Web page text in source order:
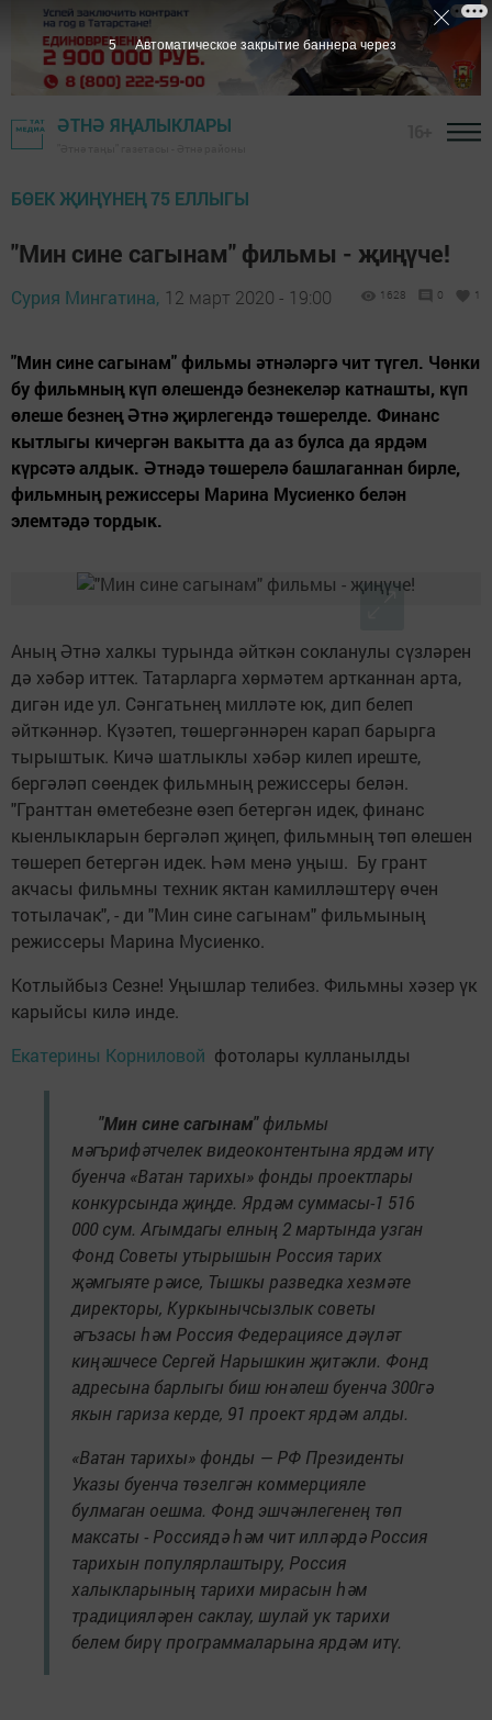
ӘТНӘ ЯҢАЛЫКЛАРЫ
БӨЕК ҖИҢҮНЕҢ 75 ЕЛЛЫГЫ
"Мин сине сагынам" фильмы - җиңүче!
Сурия Мингатина, 12 март 2020 - 19:00 1628 0 1
"Мин сине сагынам" фильмы әтнәләргә чит түгел. Чөнки
бу фильмның күп өлешендә безнекеләр катнашты, күп
өлеше безнең Әтнә җирлегендә төшерелде. Финанс
кытлыгы кичергән вакытта да аз булса да ярдәм
күрсәтә алдык. Әтнәдә төшерелә башлаганнан бирле,
фильмның режиссеры Марина Мусиенко белән
элемтәдә тордык.
Аның Әтнә халкы турында әйткән сокланулы сүзләрен
дә хәбәр иттек. Татарларга хөрмәтем артканнан арта,
дигән иде ул. Сәнгатьнең милләте юк, дип белеп
әйткәннәр. Күзәтеп, төшергәннәрен карап барырга
тырыштык. Кичә шатлыклы хәбәр килеп иреште,
бергәләп сөендек фильмның режиссеры белән.
"Гранттан өметебезне өзеп бетергән идек, финанс
кыенлыкларын бергәләп җиңеп, фильмның төп өлешен
төшереп бетергән идек. Һәм менә уңыш. Бу грант
акчасы фильмны техник яктан камилләштерү өчен
тотылачак", - ди "Мин сине сагынам" фильмының
режиссеры Марина Мусиенко.
Котлыйбыз Сезне! Уңышлар телибез. Фильмны хәзер үк
карыйсы килә инде.
Екатерины Корниловой фотолары кулланылды
"Мин сине сагынам"фильмы
мәгърифәтчелек видеоконтентына ярдәм итү
буенча «Ватан тарихы» фонды проектлары
конкурсында җиңде. Ярдәм суммасы-1 516
000 сум. Агымдагы елның 2 мартында узган
Фонд Советы утырышын Россия тарих
җәмгыяте рәисе, Тышкы разведка хезмәте
директоры, Куркынычсызлык советы
әгъзасы һәм Россия Федерациясе дәүләт
киңәшчесе Сергей Нарышкин җитәкли. Фонд
адресына барлыгы биш юнәлеш буенча 300гә
якын гариза керде, 91 проект ярдәм алды.
«Ватан тарихы» фонды — РФ Президенты
Указы буенча төзелгән коммерцияле
булмаган оешма. Фонд эшчәнлегенең төп
максаты - Россиядә һәм чит илләрдә Россия
тарихын популярлаштыру, Россия
халыкларының тарихи мирасын һәм
традицияләрен саклау, шулай ук тарихи
белем бирү программаларына ярдәм итү.
4 Автоматическое закрытие баннера через